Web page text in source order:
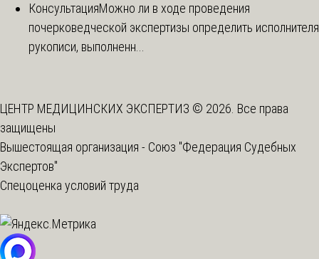
КонсультацияМожно ли в ходе проведения
почерковедческой экспертизы определить исполнителя
рукописи, выполненн...
ЦЕНТР МЕДИЦИНСКИХ ЭКСПЕРТИЗ © 2026. Все права
защищены
Вышестоящая организация - Союз "Федерация Судебных
Экспертов"
Спецоценка условий труда